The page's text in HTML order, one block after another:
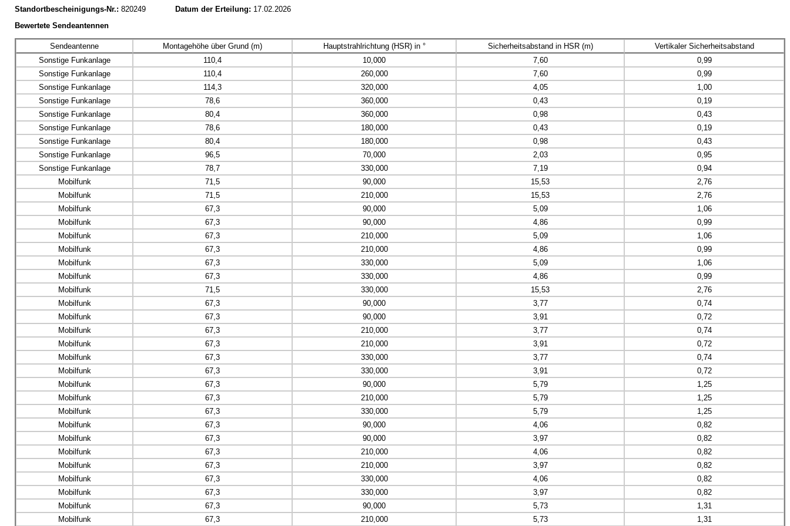
Standortbescheinigungs-Nr.: 820249 Datum der Erteilung: 17.02.2026
Bewertete Sendeantennen
Sendeantenne Montagehöhe über Grund (m) Hauptstrahlrichtung (HSR) in ° Sicherheitsabstand in HSR (m)
Vertikaler Sicherheitsabstand
Sonstige Funkanlage
110,4 10,000 7,60
0,99
Sonstige Funkanlage
110,4 260,000 7,60
0,99
Sonstige Funkanlage
114,3 320,000 4,05
1,00
Sonstige Funkanlage
78,6 360,000 0,43
0,19
Sonstige Funkanlage
80,4 360,000 0,98
0,43
Sonstige Funkanlage
78,6 180,000 0,43
0,19
Sonstige Funkanlage
80,4 180,000 0,98
0,43
Sonstige Funkanlage
96,5 70,000 2,03
0,95
Sonstige Funkanlage
78,7 330,000 7,19
0,94
Mobilfunk
71,5 90,000 15,53
2,76
Mobilfunk
71,5 210,000 15,53
2,76
Mobilfunk
67,3 90,000 5,09
1,06
Mobilfunk
67,3 90,000 4,86
0,99
Mobilfunk
67,3 210,000 5,09
1,06
Mobilfunk
67,3 210,000 4,86
0,99
Mobilfunk
67,3 330,000 5,09
1,06
Mobilfunk
67,3 330,000 4,86
0,99
Mobilfunk
71,5 330,000 15,53
2,76
Mobilfunk
67,3 90,000 3,77
0,74
Mobilfunk
67,3 90,000 3,91
0,72
Mobilfunk
67,3 210,000 3,77
0,74
Mobilfunk
67,3 210,000 3,91
0,72
Mobilfunk
67,3 330,000 3,77
0,74
Mobilfunk
67,3 330,000 3,91
0,72
Mobilfunk
67,3 90,000 5,79
1,25
Mobilfunk
67,3 210,000 5,79
1,25
Mobilfunk
67,3 330,000 5,79
1,25
Mobilfunk
67,3 90,000 4,06
0,82
Mobilfunk
67,3 90,000 3,97
0,82
Mobilfunk
67,3 210,000 4,06
0,82
Mobilfunk
67,3 210,000 3,97
0,82
Mobilfunk
67,3 330,000 4,06
0,82
Mobilfunk
67,3 330,000 3,97
0,82
Mobilfunk
67,3 90,000 5,73
1,31
Mobilfunk
67,3 210,000 5,73 1,31